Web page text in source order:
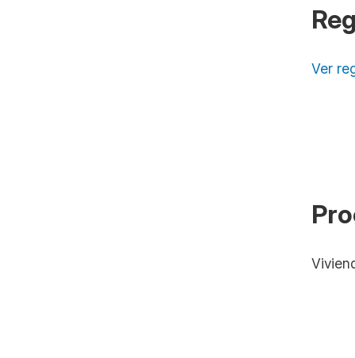
Ver